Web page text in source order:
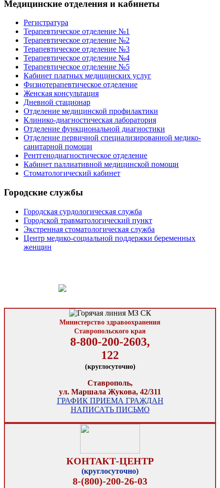
Медицинские отделения и кабинеты
Регистратура
Терапевтическое отделение №1
Терапевтическое отделение №2
Терапевтическое отделение №3
Терапевтическое отделение №4
Терапевтическое отделение №5
Кабинет платных медицинских услуг
Физиотерапевтическое отделение
Женская консультация
Дневной стационар
Отделение медицинской профилактики
Клинико-диагностическая лаборатория
Отделение функциональной диагностики
Отделение первичной специализированной медико-
санитарной помощи
Рентгенодиагностическое отделение
Кабинет паллиативной медицинской помощи
Стоматологический кабинет
Городские службы
Городская сурдологическая служба
Городской травматологический пункт
Экстренная стоматологическая служба
Центр медико-социальной поддержки беременных
женщин
Министерство здравоохранения
Ставропольского края
8-800-200-2603,
122
(круглосуточно)
Ставрополь,
ул. Маршала Жукова, 42/311
ГРАФИК ПРИЕМА ГРАЖДАН
НАПИСАТЬ ПИСЬМО
КОНТАКТ-ЦЕНТР
(круглосуточно)
8-(800)-200-26-03